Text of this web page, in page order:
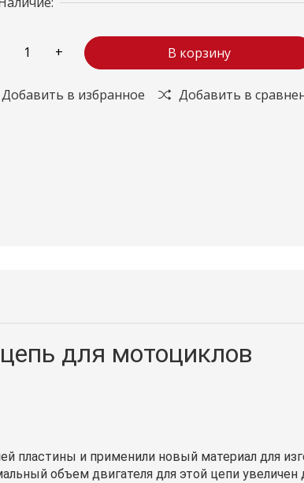
В корзину
Добавить в избранное Добавить в
для мотоциклов
пластины и применили новый материал для
объем двигателя для этой цепи